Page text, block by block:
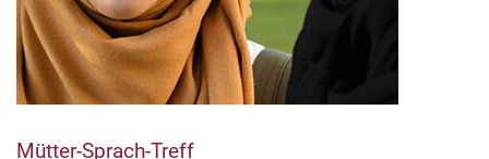
Mütter-Sprach-Treff